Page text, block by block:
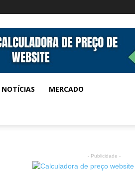
NOTÍCIAS MERCADO
- Publicidade -